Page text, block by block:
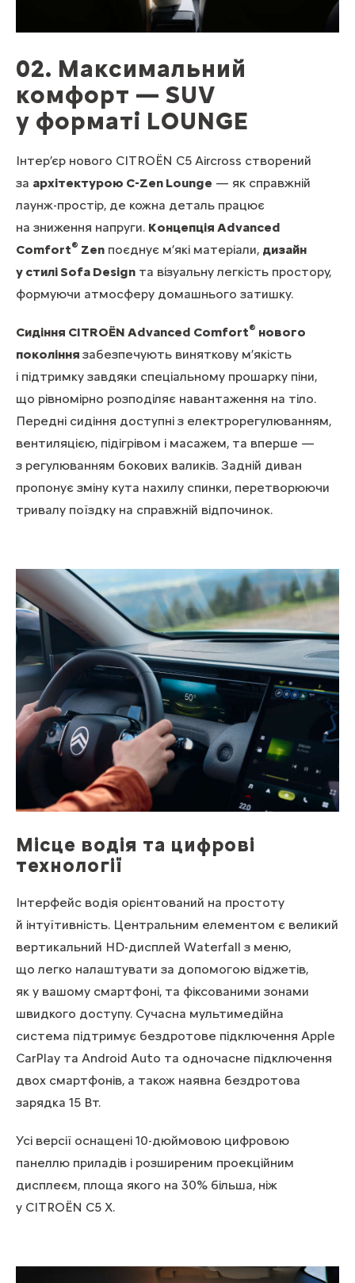
02. Максимальний
комфорт — SUV
у форматі LOUNGE
Інтер’єр нового CITROËN C5 Aircross створений
за архітектурою C-Zen Lounge — як справжній
лаунж-простір, де кожна деталь працює
на зниження напруги. Концепція Advanced
Comfort® Zen поєднує м’які матеріали, дизайн
у стилі Sofa Design та візуальну легкість простору,
формуючи атмосферу домашнього затишку.
Сидіння CITROËN Advanced Comfort® нового
покоління забезпечують виняткову м’якість
і підтримку завдяки спеціальному прошарку піни,
що рівномірно розподіляє навантаження на тіло.
Передні сидіння доступні з електрорегулюванням,
вентиляцією, підігрівом і масажем, та вперше —
з регулюванням бокових валиків. Задній диван
пропонує зміну кута нахилу спинки, перетворюючи
тривалу поїздку на справжній відпочинок.
Місце водія та цифрові
технології
Інтерфейс водія орієнтований на простоту
й інтуїтивність. Центральним елементом є великий
вертикальний HD-дисплей Waterfall з меню,
що легко налаштувати за допомогою віджетів,
як у вашому смартфоні, та фіксованими зонами
швидкого доступу. Сучасна мультимедійна
система підтримує бездротове підключення Apple
CarPlay та Android Auto та одночасне підключення
двох смартфонів, а також наявна бездротова
зарядка 15 Вт.
Усі версії оснащені 10-дюймовою цифровою
панеллю приладів і розширеним проекційним
дисплеєм, площа якого на 30% більша, ніж
у CITROЁN C5 X.